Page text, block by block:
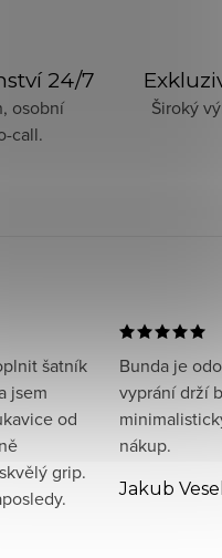
24/7
osobní
call.
Široký
šatník
jsem
od
grip.
Bunda je
vyprání drží
nákup.
Jakub